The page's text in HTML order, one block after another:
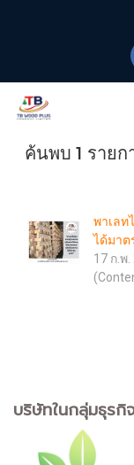
ค้นพบ 1 รายก
พาเลท
ได้มาต
17 ก.พ.
บริษัทในกลุ่มธุรกิ